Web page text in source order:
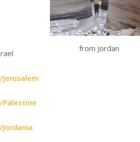
from Jordan